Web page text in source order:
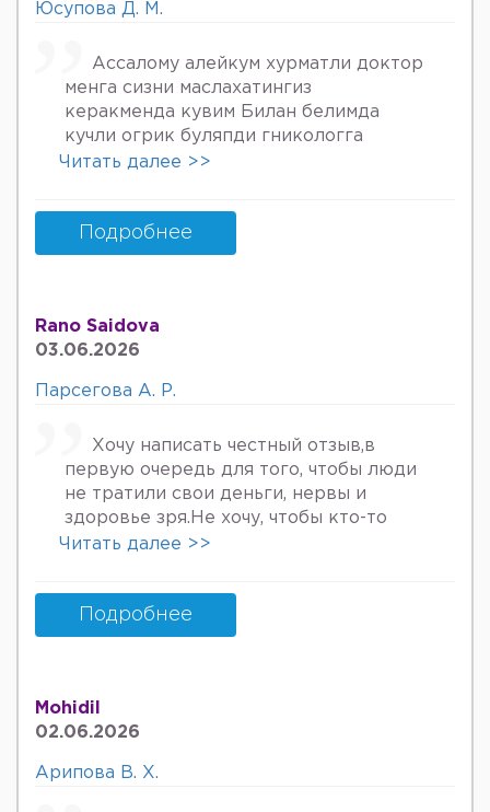
Юсупова Д. М.
Ассалому алейкум хурматли доктор
менга сизни маслахатингиз
керакменда кувим Билан белимда
кучли огрик буляпди гникологга
онкологов уролога хирурга учрадим
куйдирдик лекин фойдаси булмаяпди
охири вирус бормикин деган фикрга
келяпман шунинг учун хатто
Беринг 34га кирдим 3та фарзанди бор
хурмат Билан Мафтуна
Читать далее >>
Подробнее
Rano Saidova
03.06.2026
Парсегова А. Р.
Хочу написать честный отзыв,в
первую очередь для того, чтобы люди
не тратили свои деньги, нервы и
здоровье зря.Не хочу, чтобы кто-то
пережил то, что пережила я. Врач
врачебной этике и нормальном
человеческом отношении к людям.
Если хотите попасть в психбольницу
так унижать женщин, убивать в них
надежду, грубить и высокомерно
после осмотра на кресле и грубом
Читать далее >>
Подробнее
Mohidil
02.06.2026
Арипова В. Х.